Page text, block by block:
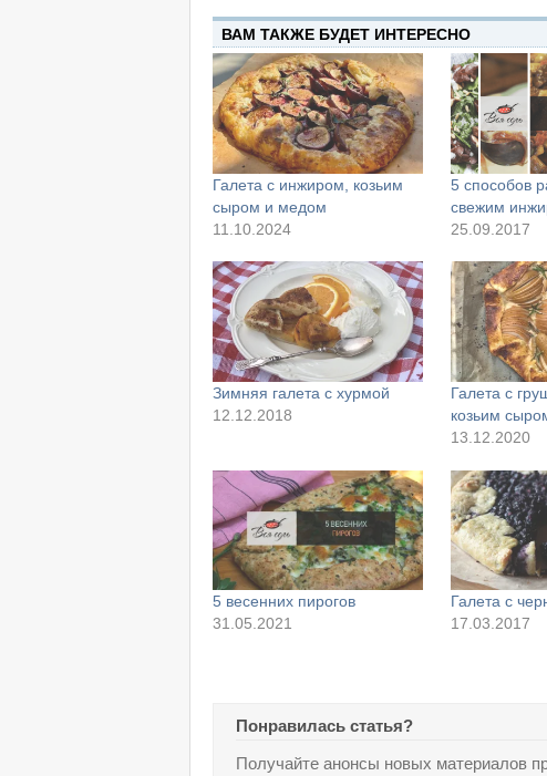
ВАМ ТАКЖЕ БУДЕТ ИНТЕРЕСНО
Галета с инжиром, козьим
сыром и медом
11.10.2024
5 способов
свежим
25.09.2017
Зимняя галета с хурмой
12.12.2018
Галета с
козьим
13.12.2020
5 весенних пирогов
31.05.2021
Галета с
17.03.2017
Понравилась статья?
Получайте анонсы новых материалов